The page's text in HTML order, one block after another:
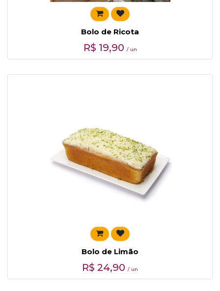
Bolo de Ricota
R$ 19,90 / un
Bolo de Limão
R$ 24,90 / un